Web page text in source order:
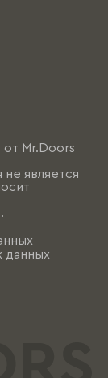
Mr.Doors
является
данных